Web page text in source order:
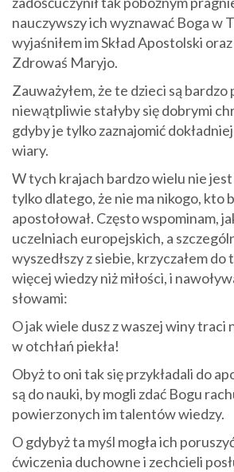
nauczywszy ich wyznawać Boga w
wyjaśniłem im Skład Apostolski
Zdrowaś Maryjo.
Zauważyłem, że te dzieci są bardzo
niewątpliwie stałyby się dobrymi
gdyby je tylko zaznajomić
wiary.
W tych krajach bardzo wielu nie
tylko dlatego, że nie ma nikogo, kto
apostołował. Często wspominam,
uczelniach europejskich, a
wyszedłszy z siebie, krzyczałem do
więcej wiedzy niż miłości, i
słowami:
O jak wiele dusz z waszej winy traci
w otchłań piekła!
Obyż to oni tak się przykładali do
są do nauki, by mogli zdać Bogu
powierzonych im talentów wiedzy.
O gdybyż ta myśl mogła ich
ćwiczenia duchowne i zechcieli